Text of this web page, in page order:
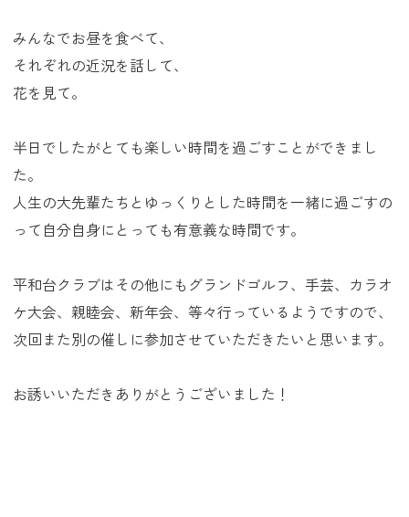
みんなでお昼を食べて、
それぞれの近況を話して、
花を見て。
半日でしたがとても楽しい時間を過ごすことができまし
た。
人生の大先輩たちとゆっくりとした時間を一緒に過ごすの
って自分自身にとっても有意義な時間です。
平和台クラブはその他にもグランドゴルフ、手芸、カラオ
ケ大会、親睦会、新年会、等々行っているようですので、
次回また別の催しに参加させていただきたいと思います。
お誘いいただきありがとうございました！